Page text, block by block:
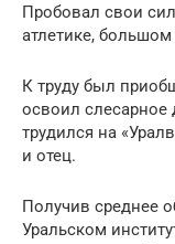
Пробовал свои
атлетике, большом
К труду был
освоил слесарное
трудился на
и отец.
Получив среднее
Уральском